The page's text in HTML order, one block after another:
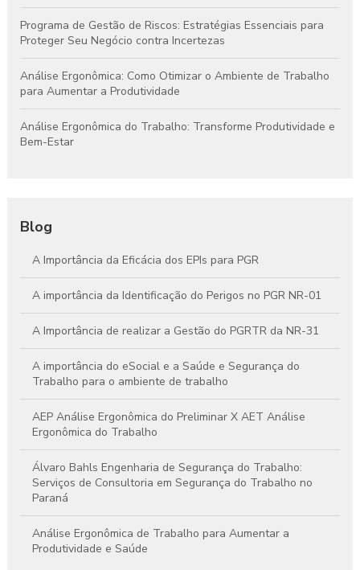
Programa de Gestão de Riscos: Estratégias Essenciais para
Proteger Seu Negócio contra Incertezas
Análise Ergonômica: Como Otimizar o Ambiente de Trabalho
para Aumentar a Produtividade
Análise Ergonômica do Trabalho: Transforme Produtividade e
Bem-Estar
Blog
A Importância da Eficácia dos EPIs para PGR
A importância da Identificação do Perigos no PGR NR-01
A Importância de realizar a Gestão do PGRTR da NR-31
A importância do eSocial e a Saúde e Segurança do
Trabalho para o ambiente de trabalho
AEP Análise Ergonômica do Preliminar X AET Análise
Ergonômica do Trabalho
Álvaro Bahls Engenharia de Segurança do Trabalho:
Serviços de Consultoria em Segurança do Trabalho no
Paraná
Análise Ergonômica de Trabalho para Aumentar a
Produtividade e Saúde